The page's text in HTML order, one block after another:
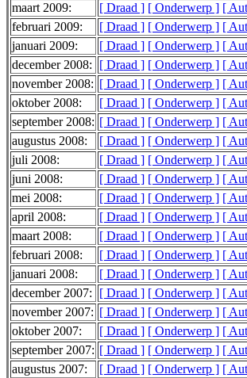
maart 2009:
[ Draad ] [ Onderwerp ] [
februari 2009:
[ Draad ] [ Onderwerp ] [
januari 2009:
[ Draad ] [ Onderwerp ] [
december 2008:
[ Draad ] [ Onderwerp ] [
november 2008: [ Draad ] [ Onderwerp ] [
oktober 2008:
[ Draad ] [ Onderwerp ] [
september 2008: [ Draad ] [ Onderwerp ] [
augustus 2008:
[ Draad ] [ Onderwerp ] [
juli 2008:
[ Draad ] [ Onderwerp ] [
juni 2008:
[ Draad ] [ Onderwerp ] [
mei 2008:
[ Draad ] [ Onderwerp ] [
april 2008:
[ Draad ] [ Onderwerp ] [
maart 2008:
[ Draad ] [ Onderwerp ] [
februari 2008:
[ Draad ] [ Onderwerp ] [
januari 2008:
[ Draad ] [ Onderwerp ] [
december 2007:
[ Draad ] [ Onderwerp ] [
november 2007: [ Draad ] [ Onderwerp ] [
oktober 2007:
[ Draad ] [ Onderwerp ] [
september 2007: [ Draad ] [ Onderwerp ] [
augustus 2007:
[ Draad ] [ Onderwerp ] [